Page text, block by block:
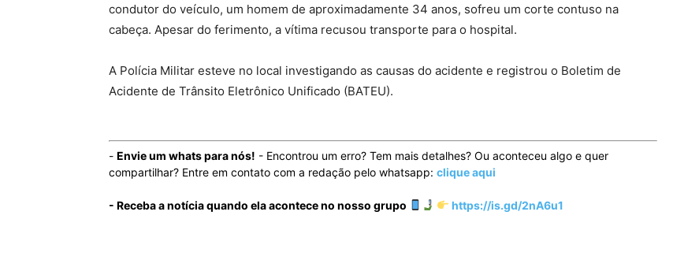
condutor do veículo, um homem de aproximadamente 34 anos, sofreu um corte contuso na
cabeça. Apesar do ferimento, a vítima recusou transporte para o hospital.
A Polícia Militar esteve no local investigando as causas do acidente e registrou o Boletim de
Acidente de Trânsito Eletrônico Unificado (BATEU).
- Envie um whats para nós! - Encontrou um erro? Tem mais detalhes? Ou aconteceu algo e quer
compartilhar? Entre em contato com a redação pelo whatsapp: clique aqui
- Receba a notícia quando ela acontece no nosso grupo https://is.gd/2nA6u1